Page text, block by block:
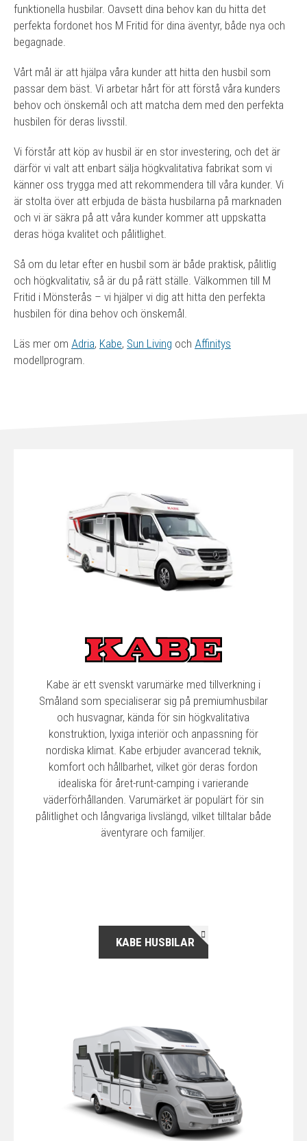
funktionella husbilar. Oavsett dina behov kan du hitta det
perfekta fordonet hos M Fritid för dina äventyr, både nya och
begagnade.
Vårt mål är att hjälpa våra kunder att hitta den husbil som
passar dem bäst. Vi arbetar hårt för att förstå våra kunders
behov och önskemål och att matcha dem med den perfekta
husbilen för deras livsstil.
Vi förstår att köp av husbil är en stor investering, och det är
därför vi valt att enbart sälja högkvalitativa fabrikat som vi
känner oss trygga med att rekommendera till våra kunder. Vi
är stolta över att erbjuda de bästa husbilarna på marknaden
och vi är säkra på att våra kunder kommer att uppskatta
deras höga kvalitet och pålitlighet.
Så om du letar efter en husbil som är både praktisk, pålitlig
och högkvalitativ, så är du på rätt ställe. Välkommen till M
Fritid i Mönsterås – vi hjälper vi dig att hitta den perfekta
husbilen för dina behov och önskemål.
Läs mer om Adria, Kabe, Sun Living och Affinitys
modellprogram.
Kabe är ett svenskt varumärke med tillverkning i
Småland som specialiserar sig på premiumhusbilar
och husvagnar, kända för sin högkvalitativa
konstruktion, lyxiga interiör och anpassning för
nordiska klimat. Kabe erbjuder avancerad teknik,
komfort och hållbarhet, vilket gör deras fordon
idealiska för året-runt-camping i varierande
väderförhållanden. Varumärket är populärt för sin
pålitlighet och långvariga livslängd, vilket tilltalar både
äventyrare och familjer.
KABE HUSBILAR